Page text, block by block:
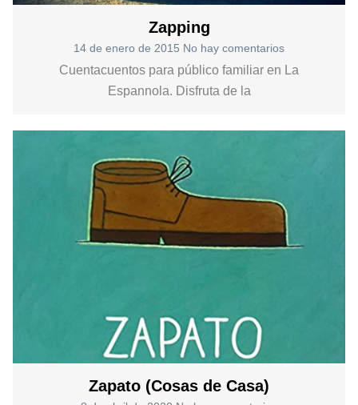
Zapping
14 de enero de 2015 No hay comentarios
Cuentacuentos para público familiar en La
Espannola. Disfruta de la
Zapato (Cosas de Casa)